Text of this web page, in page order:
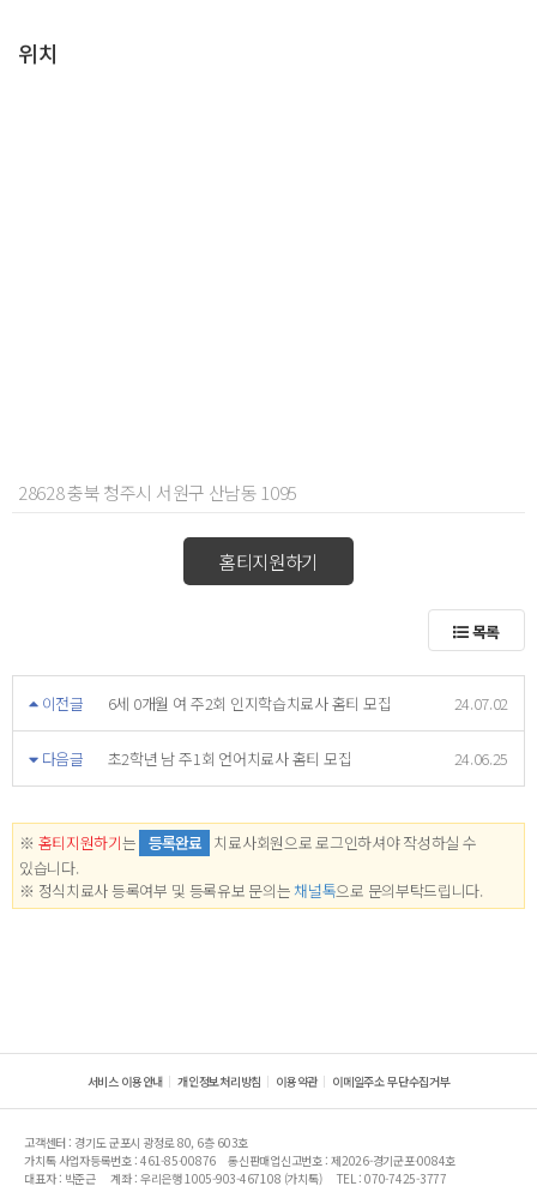
위치
28628 충북 청주시 서원구 산남동 1095
홈티지원하기
목록
이전글 6세 0개월 여 주2회 인지학습치료사 홈티 모집 24.07.02
다음글 초2학년 남 주1회 언어치료사 홈티 모집 24.06.25
※ 홈티지원하기는 등록완료 치료사회원으로 로그인하셔야 작성하실 수
있습니다.
※ 정식치료사 등록여부 및 등록유보 문의는 채널톡으로 문의부탁드립니다.
서비스 이용안내 개인정보처리방침 이용약관 이메일주소 무단수집거부
고객센터 : 경기도 군포시 광정로 80, 6층 603호
가치톡 사업자등록번호 : 461-85-00876
통신판매업신고번호 : 제2026-경기군포-0084호
대표자 : 박준근
계좌 : 우리은행 1005-903-467108 (가치톡)
TEL : 070-7425-3777